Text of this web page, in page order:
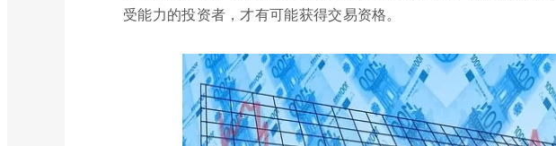
受能力的投资者，才有可能获得交易资格。